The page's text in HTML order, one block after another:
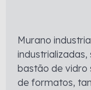
Murano
bastão de vidro
de formatos,